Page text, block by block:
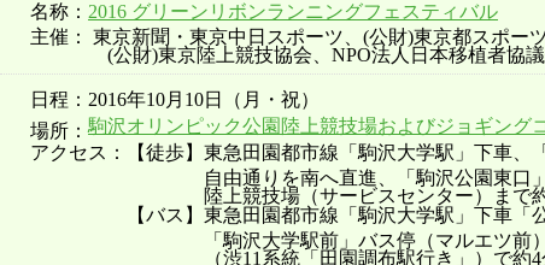
名称： 2016 グリーンリボンランニングフェスティバル
主催： 東京新聞・東京中日スポーツ、(公財)東京都スポー
(公財)東京陸上競技協会、NPO法人日本移植者協議
日程：2016年10月10日（月・祝）
場所： 駒沢オリンピック公園陸上競技場およびジョギング
アクセス：【徒歩】東急田園都市線「駒沢大学駅」下車、
自由通りを南へ直進、「駒沢公園東口」か
陸上競技場（サービスセンター）まで約
【バス】東急田園都市線「駒沢大学駅」下車「
「駒沢大学駅前」バス停（マルエツ前）よ
（渋11系統「田園調布駅行き」）で約4分、